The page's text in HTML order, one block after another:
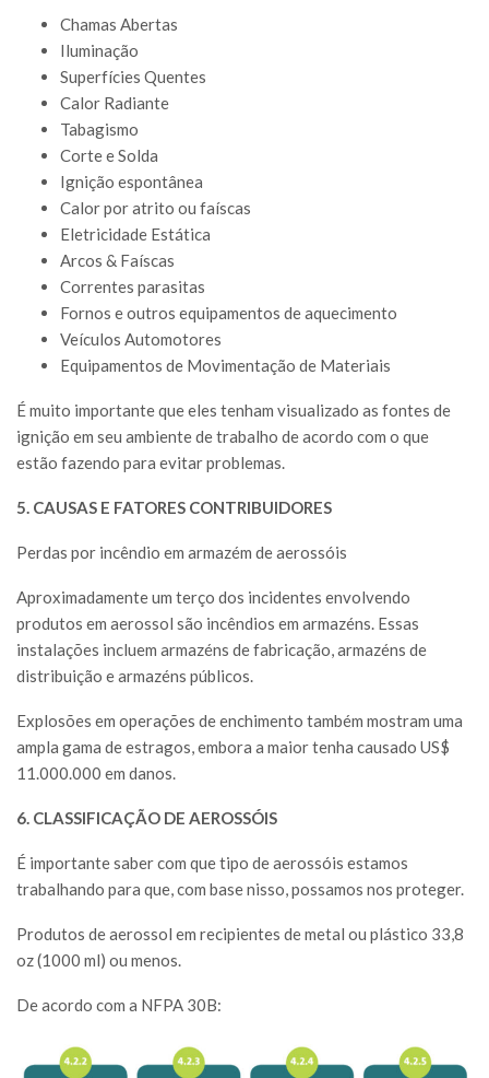
Chamas Abertas
Iluminação
Superfícies Quentes
Calor Radiante
Tabagismo
Corte e Solda
Ignição espontânea
Calor por atrito ou faíscas
Eletricidade Estática
Arcos & Faíscas
Correntes parasitas
Fornos e outros equipamentos de aquecimento
Veículos Automotores
Equipamentos de Movimentação de Materiais
É muito importante que eles tenham visualizado as fontes de
ignição em seu ambiente de trabalho de acordo com o que
estão fazendo para evitar problemas.
5. CAUSAS E FATORES CONTRIBUIDORES
Perdas por incêndio em armazém de aerossóis
Aproximadamente um terço dos incidentes envolvendo
produtos em aerossol são incêndios em armazéns. Essas
instalações incluem armazéns de fabricação, armazéns de
distribuição e armazéns públicos.
Explosões em operações de enchimento também mostram uma
ampla gama de estragos, embora a maior tenha causado US$
11.000.000 em danos.
6. CLASSIFICAÇÃO DE AEROSSÓIS
É importante saber com que tipo de aerossóis estamos
trabalhando para que, com base nisso, possamos nos proteger.
Produtos de aerossol em recipientes de metal ou plástico 33,8
oz (1000 ml) ou menos.
De acordo com a NFPA 30B: